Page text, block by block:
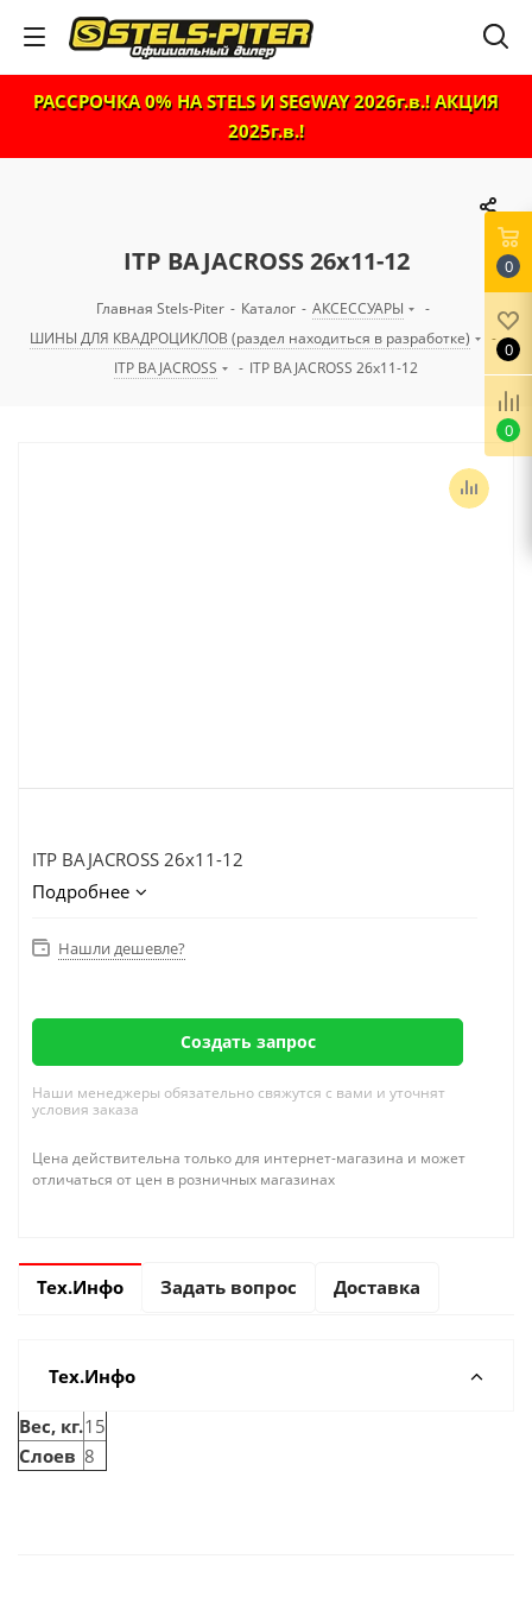
РАССРОЧКА 0% НА STELS И SEGWAY 2026г.в.! АКЦИЯ
2025г.в.!
ITP BAJACROSS 26x11-12
Главная Stels-Piter - Каталог - АКСЕССУАРЫ
-
ШИНЫ ДЛЯ КВАДРОЦИКЛОВ (раздел находиться в разработке)
-
ITP BAJACROSS
- ITP BAJACROSS 26x11-12
ITP BAJACROSS 26x11-12
Подробнее
Нашли дешевле?
Создать запрос
Наши менеджеры обязательно свяжутся с вами и уточнят
условия заказа
Цена действительна только для интернет-магазина и может
отличаться от цен в розничных магазинах
Тех.Инфо Задать вопрос Доставка
Тех.Инфо
Вес, кг.15
Слоев 8
0
0
0